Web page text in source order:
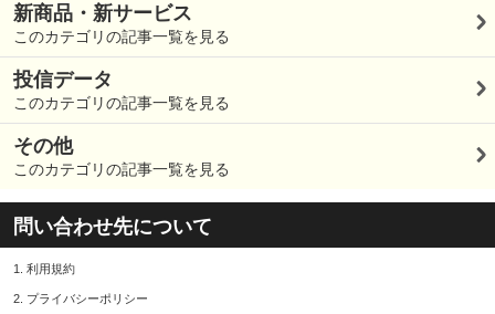
新商品・新サービス
このカテゴリの記事一覧を見る
投信データ
このカテゴリの記事一覧を見る
その他
このカテゴリの記事一覧を見る
問い合わせ先について
1. 利用規約
2. プライバシーポリシー